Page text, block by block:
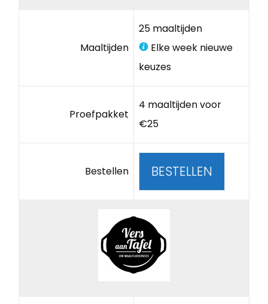
Maaltijden
25 maaltijden
Elke week nieuwe
keuzes
Proefpakket
4 maaltijden voor
€25
Bestellen BESTELLEN